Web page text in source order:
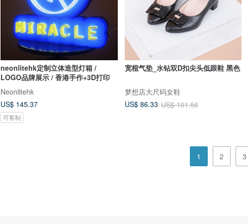
neonlitehk定制立体造型灯箱 /
LOGO品牌展示 / 香港手作+3D打印
Neonlitehk
US$ 145.37
可客制
宽楦气垫_水钻双D扣尖头低跟鞋 黑色
梦想店大尺码女鞋
US$ 86.33 US$ 101.56
1 2 3